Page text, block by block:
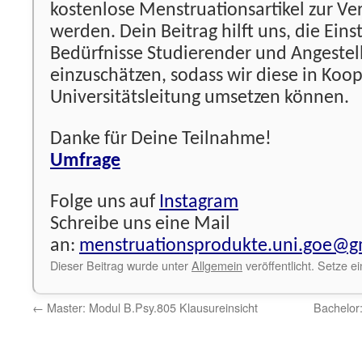
kostenlose Menstruationsartikel zur
werden. Dein Beitrag hilft uns, die
Bedürfnisse Studierender und
einzuschätzen, sodass wir diese in
Universitätsleitung umsetzen können.
Danke für Deine Teilnahme!
Umfrage
Folge uns auf Instagram
Schreibe uns eine Mail
an:
Dieser Beitrag wurde unterAllgemein veröffentlicht. Setze
← Master: Modul B.Psy.805 Klausureinsicht